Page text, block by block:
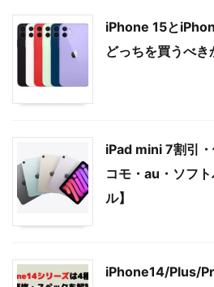
iPhone 15と
どっちを買うべき
iPad mini 7割引
コモ・au・ソフ
ル】
iPhone14/Plus/